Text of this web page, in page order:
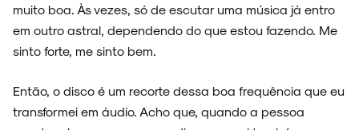
muito boa. Às vezes, só de escutar uma música já entro
em outro astral, dependendo do que estou fazendo. Me
sinto forte, me sinto bem.
Então, o disco é um recorte dessa boa frequência que eu
transformei em áudio. Acho que, quando a pessoa